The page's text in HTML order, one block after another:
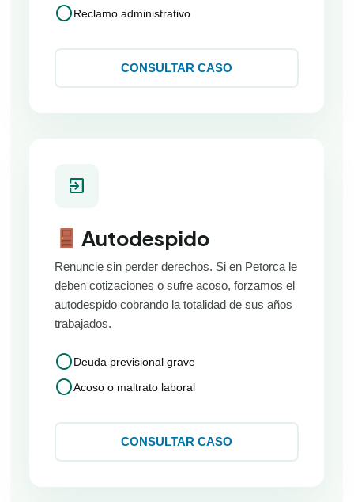
circleReclamo administrativo
CONSULTAR CASO
exit_to_app
Autodespido
Renuncie sin perder derechos. Si en Petorca le
deben cotizaciones o sufre acoso, forzamos el
autodespido cobrando la totalidad de sus años
trabajados.
circleDeuda previsional grave
circleAcoso o maltrato laboral
CONSULTAR CASO